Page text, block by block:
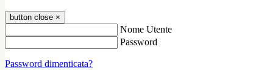
button close ×
Nome Utente
Password
Password dimenticata?